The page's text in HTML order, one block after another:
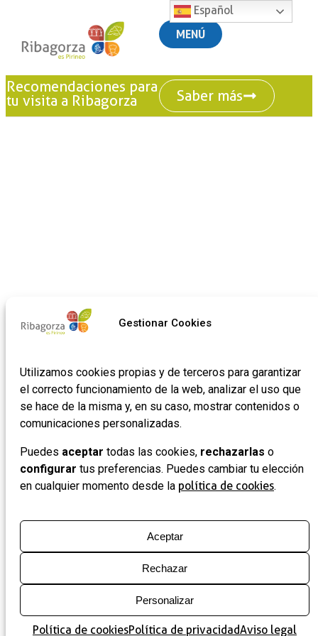
Gestionar Cookies
Utilizamos cookies propias y de terceros para garantizar
el correcto funcionamiento de la web, analizar el uso que
se hace de la misma y, en su caso, mostrar contenidos o
comunicaciones personalizadas.
Puedes aceptar todas las cookies, rechazarlas o
configurar tus preferencias. Puedes cambiar tu elección
en cualquier momento desde la política de cookies.
Aceptar
Rechazar
Personalizar
Política de cookiesPolítica de privacidadAviso legal
MENÚ
Recomendaciones para
tu visita a Ribagorza
Saber más
Español